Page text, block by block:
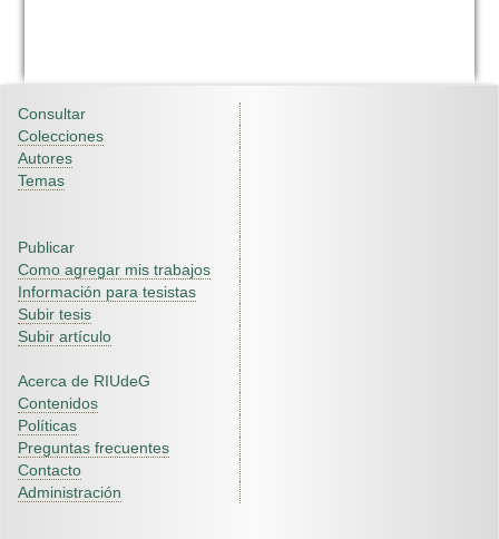
Consultar
Colecciones
Autores
Temas
Publicar
Como agregar mis trabajos
Información para tesistas
Subir tesis
Subir artículo
Acerca de RIUdeG
Contenidos
Políticas
Preguntas frecuentes
Contacto
Administración